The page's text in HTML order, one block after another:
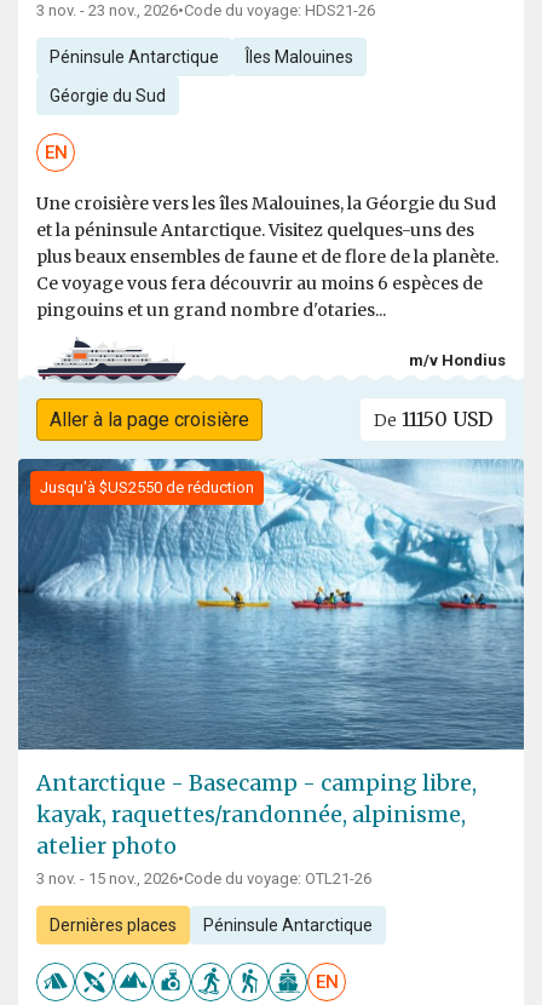
3 nov. - 23 nov., 2026•Code du voyage: HDS21-26
Péninsule Antarctique Îles Malouines
Géorgie du Sud
EN
Une croisière vers les îles Malouines, la Géorgie du Sud
et la péninsule Antarctique. Visitez quelques-uns des
plus beaux ensembles de faune et de flore de la planète.
Ce voyage vous fera découvrir au moins 6 espèces de
pingouins et un grand nombre d'otaries...
m/v Hondius
Aller à la page croisière De 11150 USD
Jusqu'à $US2550 de réduction
Antarctique - Basecamp - camping libre,
kayak, raquettes/randonnée, alpinisme,
atelier photo
3 nov. - 15 nov., 2026•Code du voyage: OTL21-26
Dernières places Péninsule Antarctique
EN